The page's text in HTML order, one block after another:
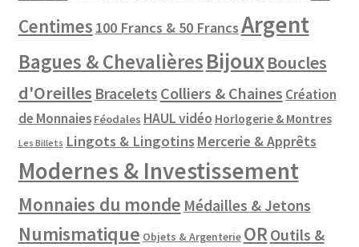
Centimes 100 Francs & 50 FrancsArgent
Bagues & ChevalièresBijouxBoucles
d'Oreilles Bracelets Colliers & Chaines Création
de Monnaies Féodales HAUL vidéo Horlogerie & Montres
Les Billets Lingots & Lingotins Mercerie & Apprêts
Modernes & Investissement
Monnaies du monde Médailles & Jetons
Numismatique Objets & Argenterie OR Outils &